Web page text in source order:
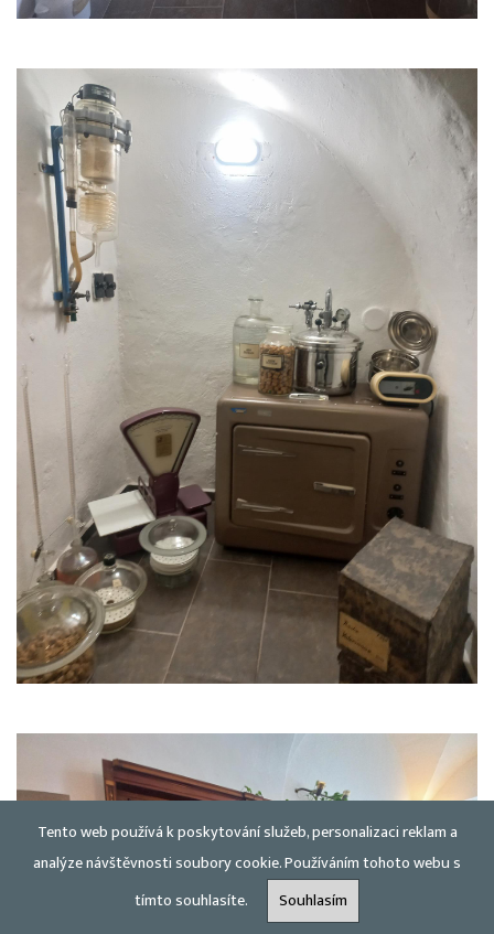
Tento web používá k poskytování služeb, personalizaci reklam a
analýze návštěvnosti soubory cookie. Používáním tohoto webu s
tímto souhlasíte.
Souhlasím